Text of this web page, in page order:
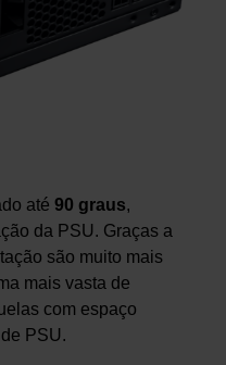
até90 graus,
da PSU. Graças a
são muito mais
mais vasta de
com espaço
PSU.